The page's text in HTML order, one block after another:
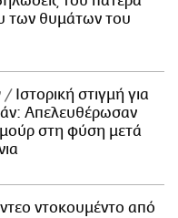
των θυμάτων του
Ιστορική στιγμή για
Απελευθέρωσαν
στη φύση μετά
ντοκουμέντο από